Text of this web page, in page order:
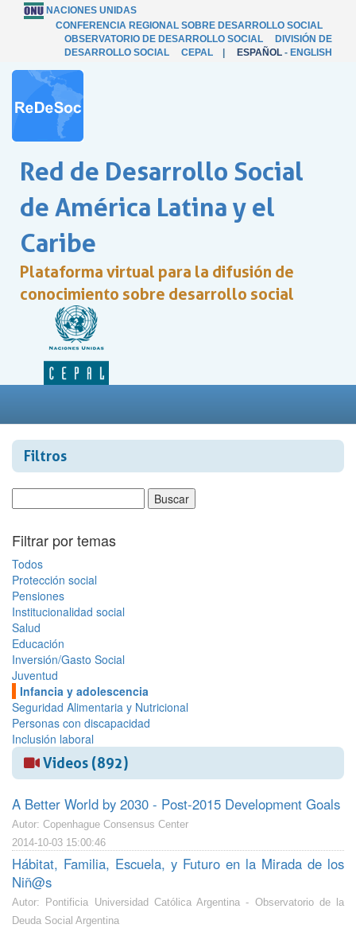
NACIONES UNIDAS
CONFERENCIA REGIONAL SOBRE DESARROLLO SOCIAL
OBSERVATORIO DE DESARROLLO SOCIAL
DIVISIÓN DE
DESARROLLO SOCIAL
CEPAL ESPAÑOL - ENGLISH
Red de Desarrollo Social
de América Latina y el
Caribe
Plataforma virtual para la difusión de
conocimiento sobre desarrollo social
Filtros
Filtrar por temas
Todos
Protección social
Pensiones
Institucionalidad social
Salud
Educación
Inversión/Gasto Social
Juventud
Infancia y adolescencia
Seguridad Alimentaria y Nutricional
Personas con discapacidad
Inclusión laboral
Videos (892)
A Better World by 2030 - Post-2015 Development Goals
Autor: Copenhague Consensus Center
2014-10-03 15:00:46
Hábitat, Familia, Escuela, y Futuro en la Mirada de los
Niñ@s
Autor: Pontificia Universidad Católica Argentina - Observatorio de la
Deuda Social Argentina